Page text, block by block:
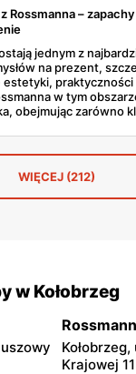
Rossmanna –
jednym z
na prezent,
estetyki,
w tym
obejmując zarówno
oraz mężczyzn. W
się marki dobrze
które często
— neutralnego, a
WIĘCEJ (212)
w Kołobrzeg
Rossmann
Krajowej